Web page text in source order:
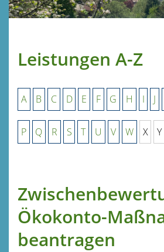
Leistungen A-Z
A B C D E F G H I J
P Q R S T U V W X Y
Ökokonto-
beantragen